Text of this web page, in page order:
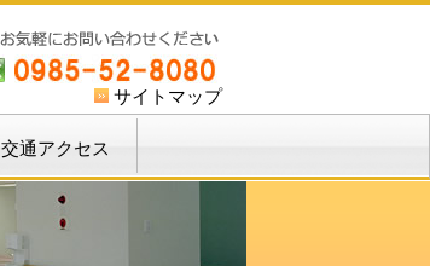
サイトマップ
交通アクセス